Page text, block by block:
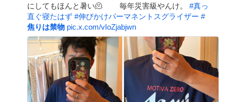
にしてもほんと暑い🫠 毎年災害級やんけ。 #真っ
直ぐ寝たはず #伸びかけパーマネントスグライザー #
焦りは禁物 pic.x.com/vIoZjabjwn